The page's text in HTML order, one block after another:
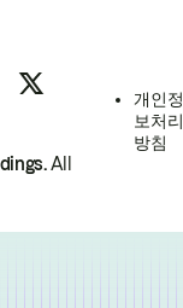
All
개인정
보처리
방침